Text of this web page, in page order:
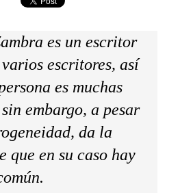
es un escritor
escritores, así
es muchas
embargo, a pesar
da la
que en su caso hay